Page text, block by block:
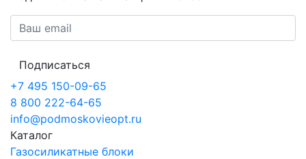
Подписаться
+7 495 150-09-65
8 800 222-64-65
info@podmoskovieopt.ru
Каталог
Газосиликатные блоки